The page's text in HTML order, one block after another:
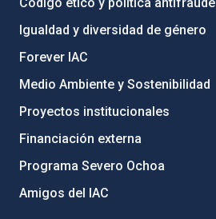
Igualdad y diversidad de género
Forever IAC
Medio Ambiente y Sostenibilidad
Proyectos institucionales
Financiación externa
Programa Severo Ochoa
Amigos del IAC